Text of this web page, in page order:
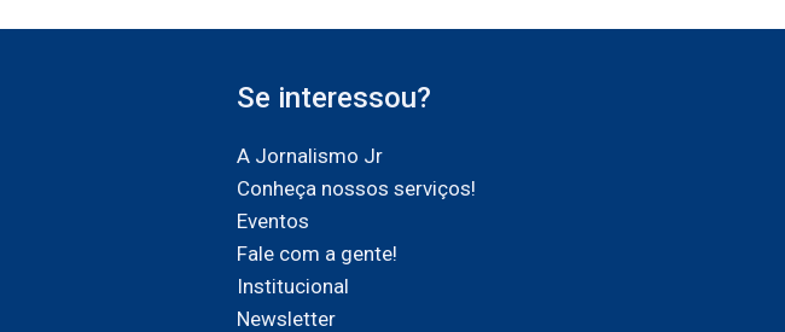
Se interessou?
A Jornalismo Jr
Conheça nossos serviços!
Eventos
Fale com a gente!
Institucional
Newsletter